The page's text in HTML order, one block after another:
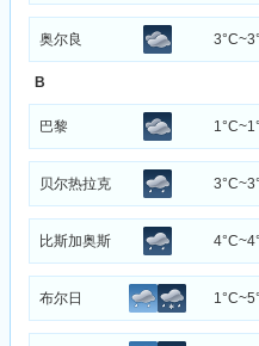
奥尔良
B
巴黎
贝尔热拉克
比斯加奥斯
布尔日